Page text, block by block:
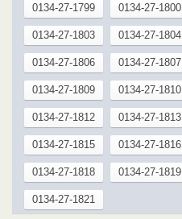
0134-27-1799 0134-27-1800
0134-27-1803 0134-27-1804
0134-27-1806 0134-27-1807
0134-27-1809 0134-27-1810
0134-27-1812 0134-27-1813
0134-27-1815 0134-27-1816
0134-27-1818 0134-27-1819
0134-27-1821